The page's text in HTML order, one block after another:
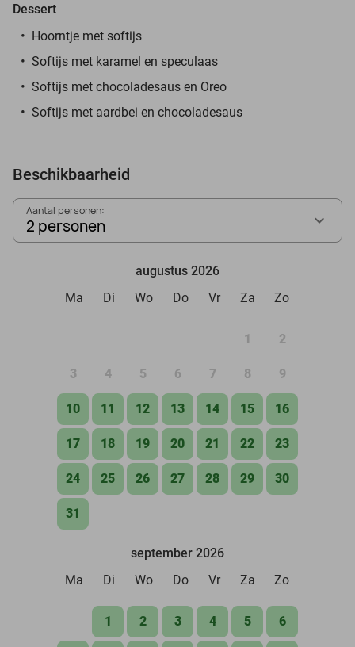
Dessert
Hoorntje met softijs
Softijs met karamel en speculaas
Softijs met chocoladesaus en Oreo
Softijs met aardbei en chocoladesaus
Beschikbaarheid
Aantal personen:
2 personen
augustus 2026
Ma
Di Wo Do Vr Za Zo
1 2
3 4 5 6 7 8 9
10 11 12 13 14 15 16
17 18 19 20 21 22 23
24 25 26 27 28 29 30
31
september 2026
Ma
Di Wo Do Vr Za Zo
1 2 3 4 5 6